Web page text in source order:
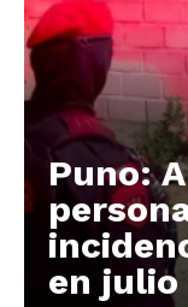
Puno:
en julio